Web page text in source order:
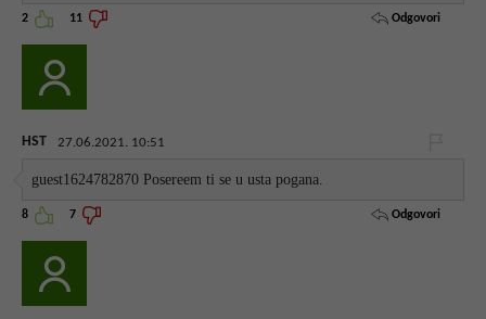
2 11 Odgovori
HST 27.06.2021. 10:51
guest1624782870 Posereem ti se u usta pogana.
8 7 Odgovori